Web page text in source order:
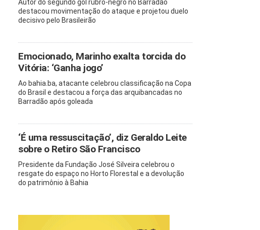
Autor do segundo gol rubro-negro no Barradão
destacou movimentação do ataque e projetou duelo
decisivo pelo Brasileirão
Emocionado, Marinho exalta torcida do
Vitória: ‘Ganha jogo’
Ao bahia.ba, atacante celebrou classificação na Copa
do Brasil e destacou a força das arquibancadas no
Barradão após goleada
‘É uma ressuscitação’, diz Geraldo Leite
sobre o Retiro São Francisco
Presidente da Fundação José Silveira celebrou o
resgate do espaço no Horto Florestal e a devolução
do patrimônio à Bahia